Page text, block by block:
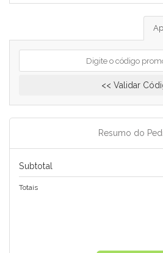
Validar
Resumo do
Subtotal
Totais